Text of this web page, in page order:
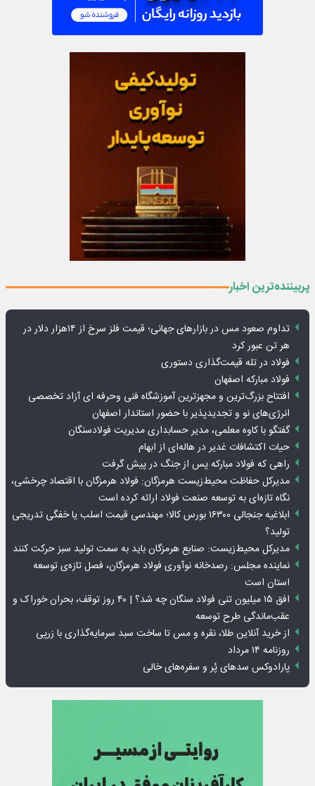
پربیننده‌ترین اخبار
تداوم صعود مس در بازارهای جهانی؛ قیمت فلز سرخ از ۱۴هزار دلار در
هر تن عبور کرد
فولاد در تله قیمت‌گذاری دستوری
فولاد مبارکه اصفهان
افتتاح بزرگ‌ترین و مجهزترین آموزشگاه فنی وحرفه ای آزاد تخصصی
انرژی‌های نو و تجدیدپذیر با حضور استاندار اصفهان
گفتگو با کاوه معلمی، مدیر حسابداری مدیریت فولادسنگان
حیات اکتشافات غدیر در هاله‌ای از ابهام
راهی که فولاد مبارکه پس از جنگ در پیش گرفت
مدیرکل حفاظت محیط‌زیست هرمزگان: فولاد هرمزگان با اقتصاد چرخشی،
نگاه تازه‌ای به توسعه صنعت فولاد ارائه کرده است
ابلاغیه جنجالی ۱۶۳۰۰ بورس کالا؛ مهندسی قیمت اسلب یا خفگی تدریجی
تولید؟
مدیرکل محیط‌زیست: صنایع هرمزگان باید به سمت تولید سبز حرکت کنند
نماینده مجلس: رصدخانه نوآوری فولاد هرمزگان، فصل تازه‌ی توسعه
استان است
افق ۱۵ میلیون تنی فولاد سنگان چه شد؟ | ۴۰ روز توقف، بحران خوراک و
عقب‌ماندگی طرح توسعه
از خرید آنلاین طلا، نقره و مس تا ساخت سبد سرمایه‌گذاری با زرپی
روزنامه ۱۴ مرداد
پارادوکس سدهای پُر و سفره‌های خالی